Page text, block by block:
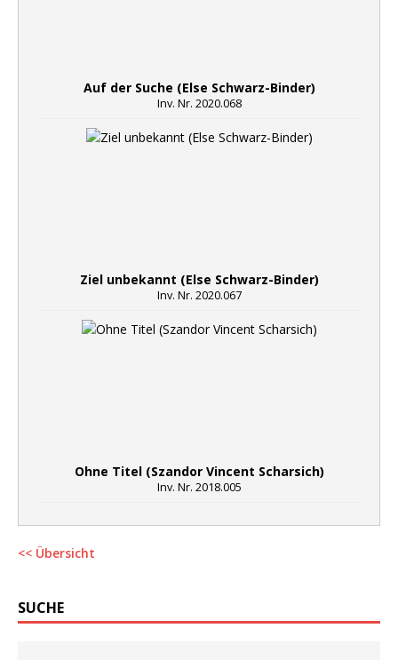
Auf der Suche (Else Schwarz-Binder)
Inv. Nr. 2020.068
Ziel unbekannt (Else Schwarz-Binder)
Inv. Nr. 2020.067
Ohne Titel (Szandor Vincent Scharsich)
Inv. Nr. 2018.005
<< Übersicht
SUCHE